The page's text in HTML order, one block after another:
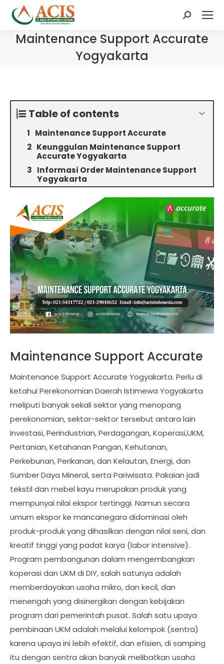
Search:
Maintenance Support Accurate
Yogyakarta
Table of contents
Maintenance Support Accurate
Keunggulan Maintenance Support
Accurate Yogyakarta
Informasi Order Maintenance Support
Yogyakarta
Maintenance Support Accurate
Maintenance Support Accurate Yogyakarta. Perlu di
ketahui Perekonomian Daerah Istimewa Yogyakarta
meliputi banyak sekali sektor yang menopang
perekonomian, sektor-sektor tersebut antara lain
Investasi, Perindustrian, Perdagangan, Koperasi,UKM,
Pertanian, Ketahanan Pangan, Kehutanan,
Perkebunan, Perikanan, dan Kelautan, Energi, dan
Sumber Daya Mineral, serta Pariwisata. Pakaian jadi
tekstil dan mebel kayu merupakan produk yang
mempunyai nilai ekspor tertinggi. Namun secara
umum ekspor ke mancanegara didominasi oleh
produk-produk yang dihasilkan dengan nilai seni, dan
kreatif tinggi yang padat karya (labor intensive).
Program pembangunan dalam mengembangkan
koperasi dan UKM di DIY, salah satunya adalah
memberdayakan usaha mikro, dan kecil, dan
menengah yang disinergikan dengan kebijakan
program dari pemerintah pusat. Salah satu upaya
pembinaan UKM adalah melalui kelompok (sentra)
karena upaya ini lebih efektif, dan efisien, di samping
itu dengan sentra akan banyak melibatkan usaha